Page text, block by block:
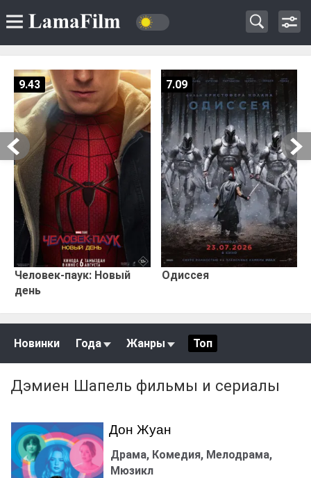
Человек-паук: Новый
день
9.43
Одиссея
7.09
Новинки Года Жанры Топ
Дэмиен Шапель фильмы и сериалы
Дон Жуан
Драма, Комедия, Мелодрама,
Мюзикл